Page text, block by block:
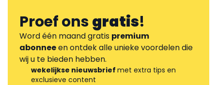
Proef onsgratis!
Word één maand gratis premium
abonneeen ontdek alle unieke voordelen die
wij u te bieden hebben.
wekelijkse nieuwsbrief met extra tips en
exclusieve content